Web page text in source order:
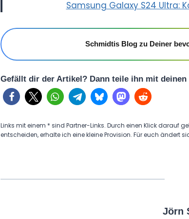
Samsung Galaxy S24 Ultra:
Schmidtis Blog zu Deiner
Gefällt dir der Artikel? Dann teile ihn mit deinen
Links mit einem * sind Partner-Links. Durch einen Klick darauf
entscheiden, erhalte ich eine kleine Provision. Für euch ändert
Jörn